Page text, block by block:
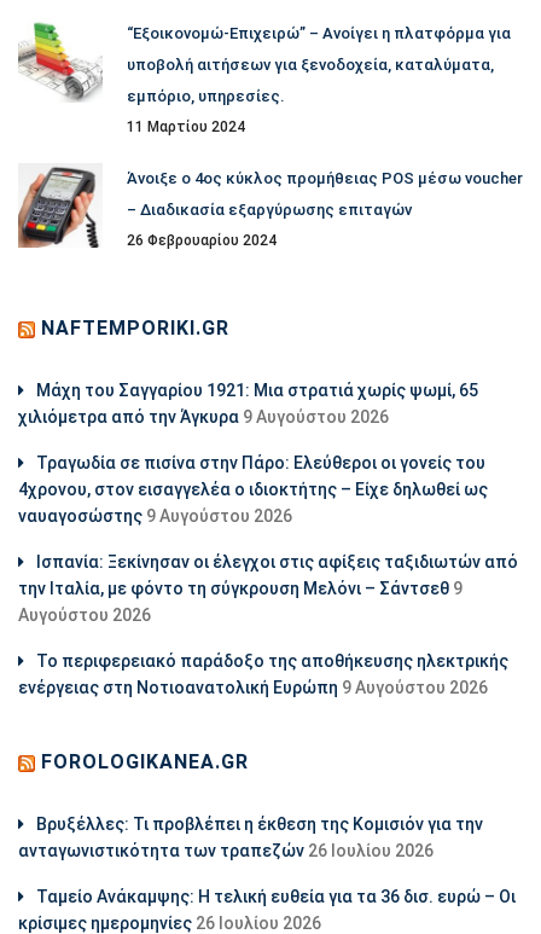
“Εξοικονομώ-Επιχειρώ” – Ανοίγει η πλατφόρμα για
υποβολή αιτήσεων για ξενοδοχεία, καταλύματα,
εμπόριο, υπηρεσίες.
11 Μαρτίου 2024
Άνοιξε ο 4ος κύκλος προμήθειας POS μέσω voucher
– Διαδικασία εξαργύρωσης επιταγών
26 Φεβρουαρίου 2024
NAFTEMPORIKI.GR
Μάχη του Σαγγαρίου 1921: Μια στρατιά χωρίς ψωμί, 65
χιλιόμετρα από την Άγκυρα 9 Αυγούστου 2026
Τραγωδία σε πισίνα στην Πάρο: Ελεύθεροι οι γονείς του
4χρονου, στον εισαγγελέα ο ιδιοκτήτης – Είχε δηλωθεί ως
ναυαγοσώστης 9 Αυγούστου 2026
Ισπανία: Ξεκίνησαν οι έλεγχοι στις αφίξεις ταξιδιωτών από
την Ιταλία, με φόντο τη σύγκρουση Μελόνι – Σάντσεθ 9
Αυγούστου 2026
Το περιφερειακό παράδοξο της αποθήκευσης ηλεκτρικής
ενέργειας στη Νοτιοανατολική Ευρώπη 9 Αυγούστου 2026
FOROLOGIKANEA.GR
Βρυξέλλες: Τι προβλέπει η έκθεση της Κομισιόν για την
ανταγωνιστικότητα των τραπεζών 26 Ιουλίου 2026
Ταμείο Ανάκαμψης: Η τελική ευθεία για τα 36 δισ. ευρώ – Οι
κρίσιμες ημερομηνίες 26 Ιουλίου 2026